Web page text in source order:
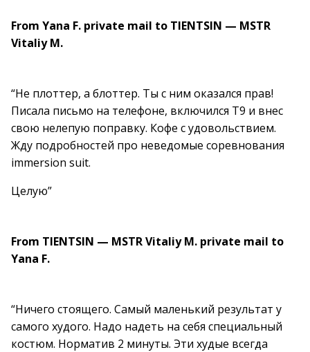
From Yana F. private mail to TIENTSIN — MSTR
Vitaliy M.
“Не плоттер, а блоттер. Ты с ним оказался прав!
Писала письмо на телефоне, включился Т9 и внес
свою нелепую поправку. Кофе с удовольствием.
Жду подробностей про неведомые соревнования
immersion suit.
Целую”
From TIENTSIN — MSTR Vitaliy M. private mail to
Yana F.
“Ничего стоящего. Самый маленький результат у
самого худого. Надо надеть на себя специальный
костюм. Норматив 2 минуты. Эти худые всегда